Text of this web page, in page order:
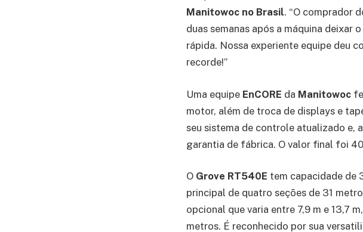
Manitowoc no Brasil. “O comprador
duas semanas após a máquina deixar
rápida. Nossa experiente equipe deu
recorde!”
Uma equipe EnCORE da Manitowoc
motor, além de troca de displays e
seu sistema de controle atualizado e,
garantia de fábrica. O valor final foi
O Grove RT540E tem capacidade de
principal de quatro seções de 31
opcional que varia entre 7,9 m e 13,7
metros. É reconhecido por sua